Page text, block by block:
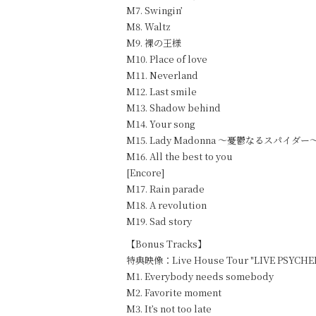
M7. Swingin’
M8. Waltz
M9. 裸の王様
M10. Place of love
M11. Neverland
M12. Last smile
M13. Shadow behind
M14. Your song
M15. Lady Madonna ～憂鬱なるスパイダー
M16. All the best to you
[Encore]
M17. Rain parade
M18. A revolution
M19. Sad story
【Bonus Tracks】
特典映像：Live House Tour "LIVE
M1. Everybody needs somebody
M2. Favorite moment
M3. It’s not too late